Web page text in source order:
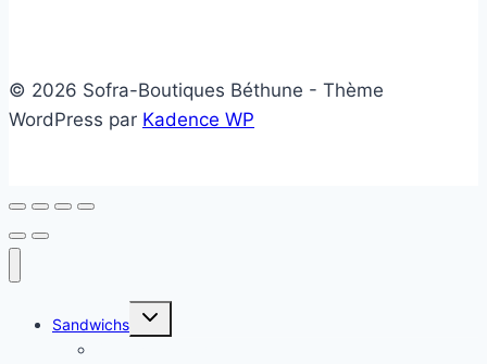
© 2026 Sofra-Boutiques Béthune - Thème
WordPress par Kadence WP
Sandwichs
Ouvrir/fermer